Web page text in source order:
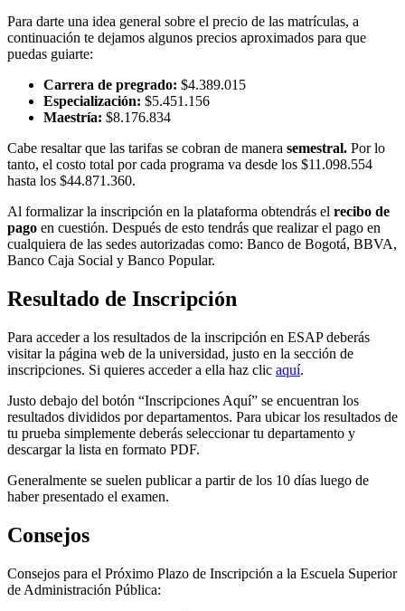
Para darte una idea general sobre el precio de las matrículas, a
continuación te dejamos algunos precios aproximados para que
puedas guiarte:
Carrera de pregrado: $4.389.015
Especialización: $5.451.156
Maestría: $8.176.834
Cabe resaltar que las tarifas se cobran de manera semestral. Por lo
tanto, el costo total por cada programa va desde los $11.098.554
hasta los $44.871.360.
Al formalizar la inscripción en la plataforma obtendrás el recibo de
pago en cuestión. Después de esto tendrás que realizar el pago en
cualquiera de las sedes autorizadas como: Banco de Bogotá, BBVA,
Banco Caja Social y Banco Popular.
Resultado de Inscripción
Para acceder a los resultados de la inscripción en ESAP deberás
visitar la página web de la universidad, justo en la sección de
inscripciones. Si quieres acceder a ella haz clic aquí.
Justo debajo del botón “Inscripciones Aquí” se encuentran los
resultados divididos por departamentos. Para ubicar los resultados de
tu prueba simplemente deberás seleccionar tu departamento y
descargar la lista en formato PDF.
Generalmente se suelen publicar a partir de los 10 días luego de
haber presentado el examen.
Consejos
Consejos para el Próximo Plazo de Inscripción a la Escuela Superior
de Administración Pública: